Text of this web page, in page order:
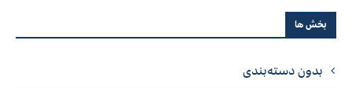
بخش ها
بدون دسته‌بندی